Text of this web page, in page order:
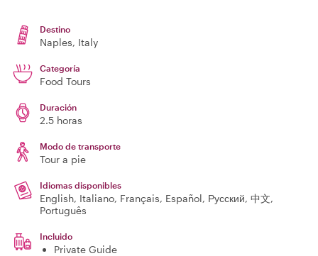
Destino
Naples, Italy
Categoría
Food Tours
Duración
2.5 horas
Modo de transporte
Tour a pie
Idiomas disponibles
English, Italiano, Français, Español, Русский, 中文,
Português
Incluido
Private Guide